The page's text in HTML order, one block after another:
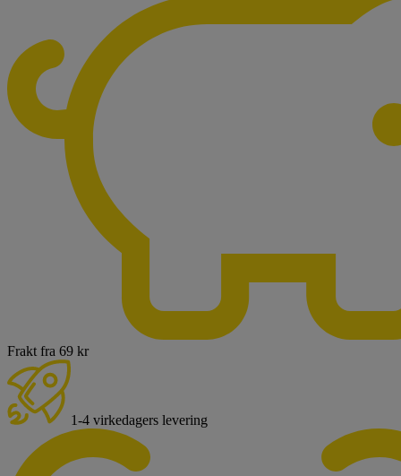
Frakt fra 69 kr
1-4 virkedagers levering